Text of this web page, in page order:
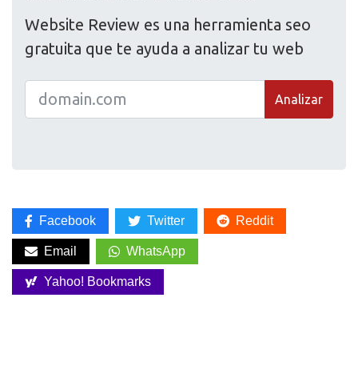
Website Review es una herramienta seo
gratuita que te ayuda a analizar tu web
Analizar
Facebook Twitter Reddit
Email WhatsApp
Yahoo! Bookmarks